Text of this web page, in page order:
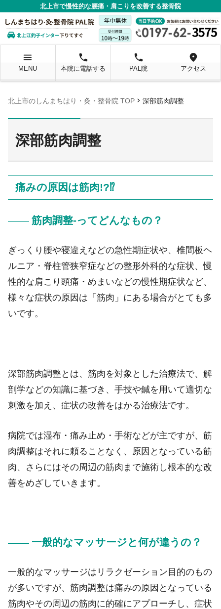
北上市で慢性的な腰痛・肩こりを改善する整骨院
menu
MENU
local_phone
本院に電話する
local_phone
PAL院
location_on
アクセス
北上市のしんまちはり・灸・整骨院 TOP chevron_right 深部筋肉調整
深部筋肉調整
痛みの原因は筋肉!?⁉
筋肉調整-ってどんなもの？
ぎっくり腰や寝違えなどの急性期症状や、椎間板ヘ
ルニア・脊柱管狭窄症などの整形外科的な症状、慢
性的な肩こり頭痛・めまいなどの慢性期症状など、
様々な症状の原因は「筋肉」にある場合がとても多
いです。
深部筋肉調整とは、筋肉を対象とした治療法で、解
剖学などの知識に基づき、手技や鍼を用いて適切な
刺激を加え、症状の改善をはかる治療法です。
病院では湿布・痛み止め・手術などが主ですが、筋
肉調整はそれに頼ることなく、原因となっている筋
肉、さらにはその周辺の筋肉まで施術し根本的な改
善をめざしていきます。
一般的なマッサージと何が違うの？
一般的なマッサージはリラクゼーション目的のもの
が多いですが、筋肉調整は痛みの原因となっている
筋肉やその周辺の筋肉に的確にアプローチし、症状